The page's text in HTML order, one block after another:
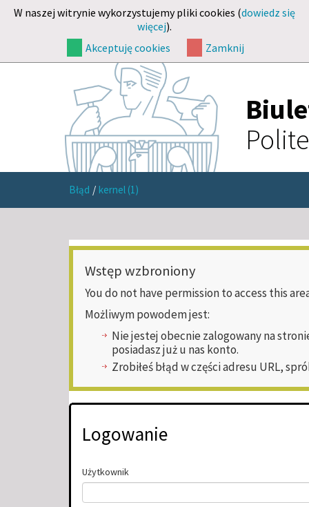
W naszej witrynie wykorzystujemy pliki cookies (dowiedz się
więcej).
Akceptuję cookies
Zamknij
Błąd / kernel (1)
Wstęp wzbroniony
You do not have permission to access this
Możliwym powodem jest:
Nie jestej obecnie zalogowany na
posiadasz już u nas konto.
Zrobiłeś błąd w części adresu URL,
Logowanie
Użytkownik